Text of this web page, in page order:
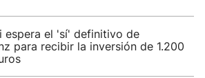
espera el 'sí' definitivo de
para recibir la inversión de 1.200